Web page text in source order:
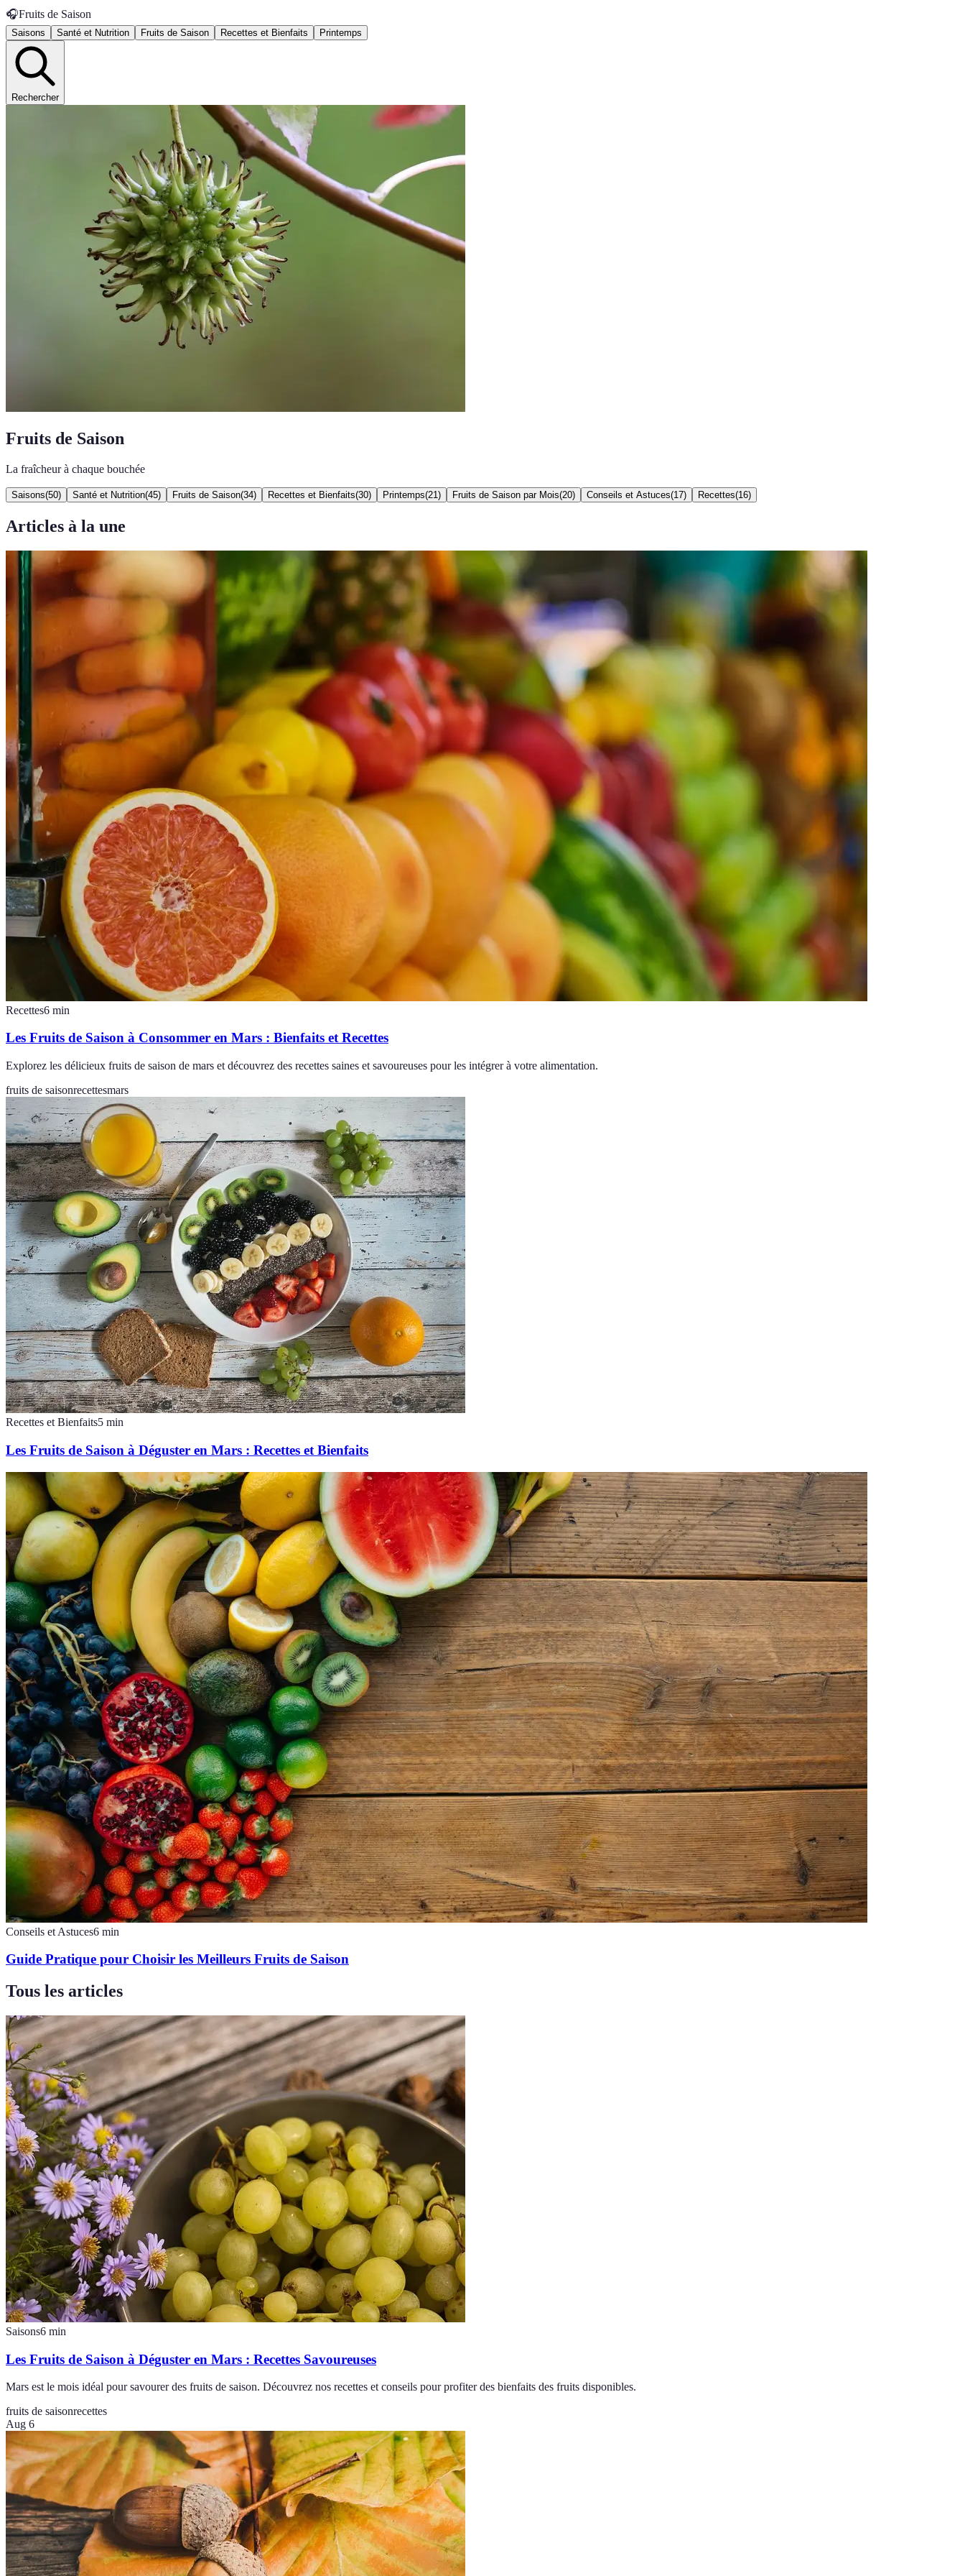
🎧Fruits de Saison
Saisons Santé et Nutrition Fruits de Saison Recettes et Bienfaits Printemps
Rechercher
Fruits de Saison
La fraîcheur à chaque bouchée
Saisons(50) Santé et Nutrition(45) Fruits de Saison(34) Recettes et Bienfaits(30) Printemps(21 ) Fruits de Saison par Mois(20) Conseils et Astuces(17) Recettes(16)
Articles à la une
Recettes6 min
Les Fruits de Saison à Consommer en Mars : Bienfaits et Recettes
Explorez les délicieux fruits de saison de mars et découvrez des recettes saines et savoureuses pour les intégrer à votre alimentation.
fruits de saisonrecettesmars
Recettes et Bienfaits5 min
Les Fruits de Saison à Déguster en Mars : Recettes et Bienfaits
Conseils et Astuces6 min
Guide Pratique pour Choisir les Meilleurs Fruits de Saison
Tous les articles
Saisons6 min
Les Fruits de Saison à Déguster en Mars : Recettes Savoureuses
Mars est le mois idéal pour savourer des fruits de saison. Découvrez nos recettes et conseils pour profiter des bienfaits des fruits disponibles.
fruits de saisonrecettes
Aug 6